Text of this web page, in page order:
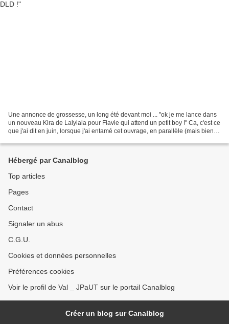
Une annonce de grossesse, un long été devant moi ... "ok je me lance dans
un nouveau Kira de Lalylala pour Flavie qui attend un petit boy !" Ca, c'est ce
que j'ai dit en juin, lorsque j'ai entamé cet ouvrage, en parallèle (mais bien
Hébergé par Canalblog
Top articles
Pages
Contact
Signaler un abus
C.G.U.
Cookies et données personnelles
Préférences cookies
Voir le profil de Val _ JPaUT sur le portail Canalblog
Créer un blog sur Canalblog